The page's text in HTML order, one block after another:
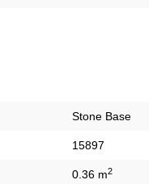
Stone Base
15897
0.36 m2